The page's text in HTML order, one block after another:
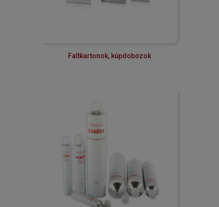
Faltkartonok, kúpdobozok